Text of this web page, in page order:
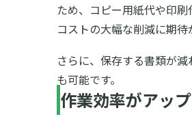
ため、コピー用紙代や印
コストの大幅な削減に期待
さらに、保存する書類が
も可能です。
作業効率がアッ